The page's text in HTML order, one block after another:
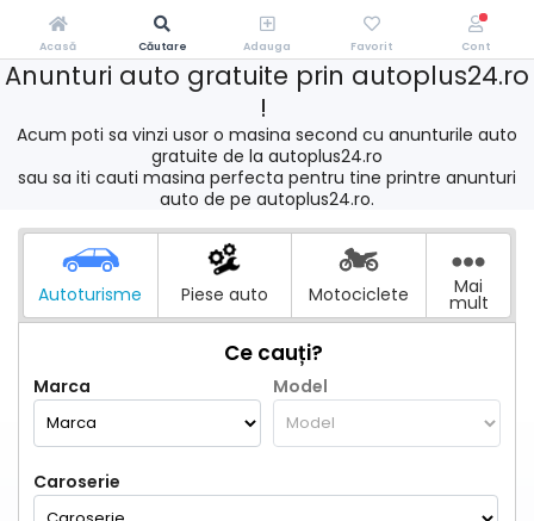
Anunturi auto gratuite prin autoplus24.ro
!
Acum poti sa vinzi usor o masina second cu anunturile auto
gratuite de la autoplus24.ro
sau sa iti cauti masina perfecta pentru tine printre anunturi
auto de pe autoplus24.ro.
Autoturisme Piese auto Motociclete Mai
mult
Ce cauți?
Marca Model
Caroserie
Acasă Căutare Adauga Favorit Cont